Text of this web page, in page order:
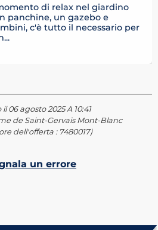
di relax nel giardino
panchine, un gazebo e
c'è tutto il necessario per
06 agosto 2025 A 10:41
de Saint-Gervais Mont-Blanc
dell'offerta : 7480017)
un errore